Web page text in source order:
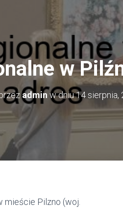
w
admin w dniu14 sierpnia,
mieście Pilzno (woj.